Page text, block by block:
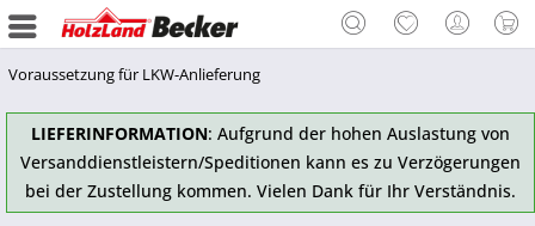
Voraussetzung für LKW-Anlieferung
LIEFERINFORMATION: Aufgrund der hohen Auslastung von
Versanddienstleistern/Speditionen kann es zu Verzögerungen
bei der Zustellung kommen. Vielen Dank für Ihr Verständnis.